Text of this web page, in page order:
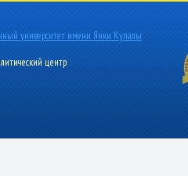
университет имени Янки Купалы
центр